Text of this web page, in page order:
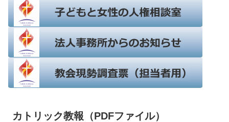
カトリック教報（PDFファイル）